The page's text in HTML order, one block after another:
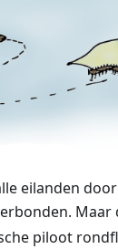
eilanden
Maar
piloot